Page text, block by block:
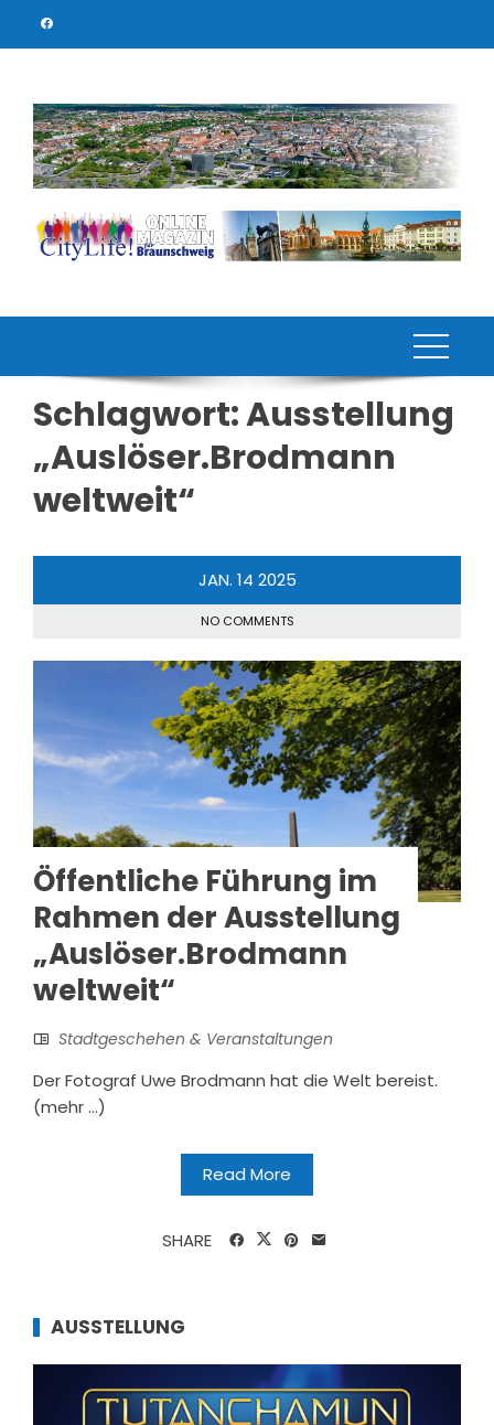
Schlagwort:Ausstellung
„Auslöser.Brodmann
weltweit“
JAN. 14 2025
NO COMMENTS
Öffentliche Führung im
Rahmen der Ausstellung
„Auslöser.Brodmann
weltweit“
Stadtgeschehen & Veranstaltungen
Der Fotograf Uwe Brodmann hat die Welt bereist.
(mehr …)
Read More
SHARE
AUSSTELLUNG